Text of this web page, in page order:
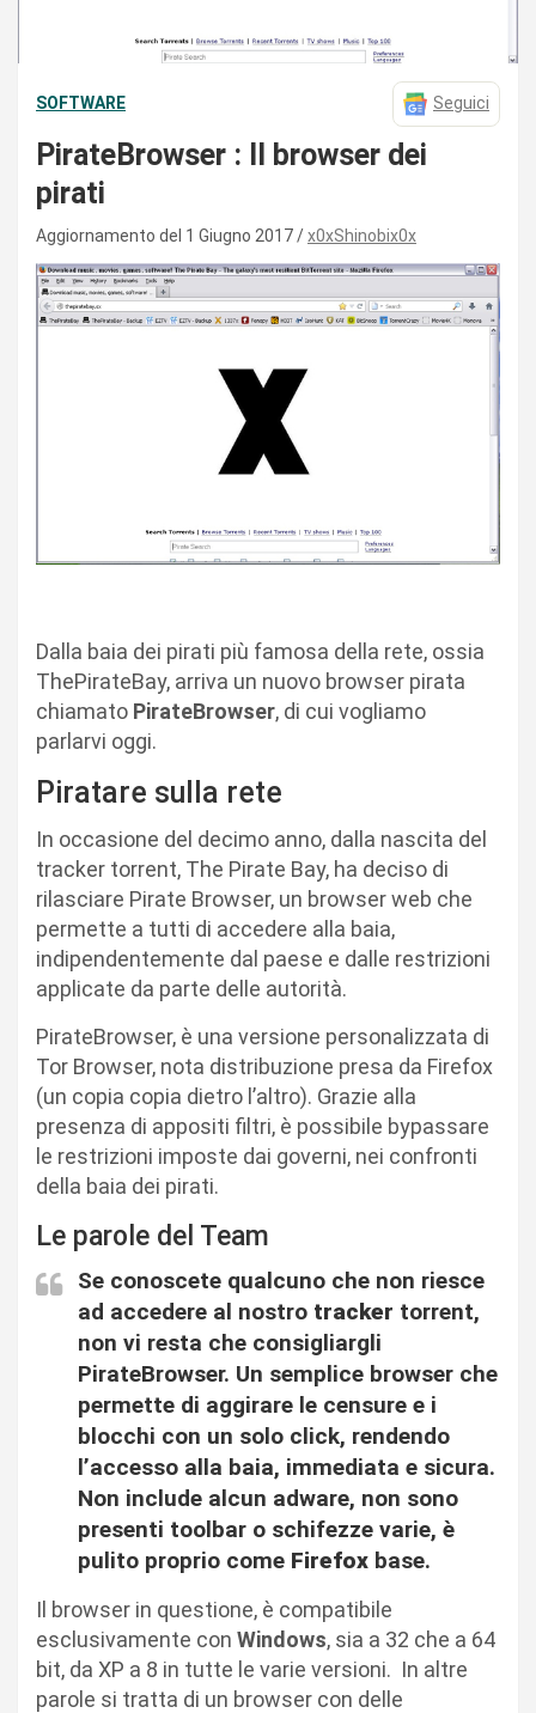
SOFTWARE Seguici
PirateBrowser : Il browser dei
pirati
Aggiornamento del 1 Giugno 2017 x0xShinobix0x
Dalla baia dei pirati più famosa della rete, ossia
ThePirateBay, arriva un nuovo browser pirata
chiamato PirateBrowser, di cui vogliamo
parlarvi oggi.
Piratare sulla rete
In occasione del decimo anno, dalla nascita del
tracker torrent, The Pirate Bay, ha deciso di
rilasciare Pirate Browser, un browser web che
permette a tutti di accedere alla baia,
indipendentemente dal paese e dalle restrizioni
applicate da parte delle autorità.
PirateBrowser, è una versione personalizzata di
Tor Browser, nota distribuzione presa da Firefox
(un copia copia dietro l’altro). Grazie alla
presenza di appositi filtri, è possibile bypassare
le restrizioni imposte dai governi, nei confronti
della baia dei pirati.
Le parole del Team
Se conoscete qualcuno che non riesce
ad accedere al nostro tracker torrent,
non vi resta che consigliargli
PirateBrowser. Un semplice browser che
permette di aggirare le censure e i
blocchi con un solo click, rendendo
l’accesso alla baia, immediata e sicura.
Non include alcun adware, non sono
presenti toolbar o schifezze varie, è
pulito proprio come Firefox base.
Il browser in questione, è compatibile
esclusivamente con Windows, sia a 32 che a 64
bit, da XP a 8 in tutte le varie versioni. In altre
parole si tratta di un browser con delle